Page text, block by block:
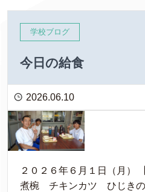
学校ブログ
今日の給食
2026.06.10
２０２６年６月１日（月
煮椀 チキンカツ ひじきの